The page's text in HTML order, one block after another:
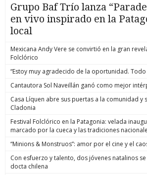
Grupo Baf Trío lanza
en vivo inspirado en la
local
Mexicana Andy Vere se convirtió en la gran
Folclórico
“Estoy muy agradecido de la oportunidad.
Cantautora Sol Naveillán ganó como mejor
Casa Líquen abre sus puertas a la comunidad y
Cladonia
Festival Folclórico en la Patagonia: velada
marcado por la cueca y las tradiciones
“Minions & Monstruos”: amor por el cine y el
Con esfuerzo y talento, dos jóvenes natalinos
docta chilena